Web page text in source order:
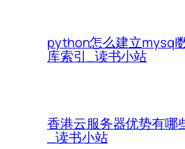
python怎么建立mysql
库索引_读书小站
香港云服务器优势有哪
_读书小站